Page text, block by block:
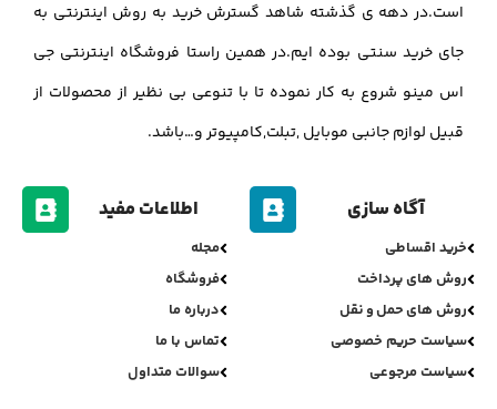
است.در دهه ی گذشته شاهد گسترش خرید به روش اینترنتی به
جای خرید سنتی بوده ایم.در همین راستا فروشگاه اینترنتی جی
اس مینو شروع به کار نموده تا با تنوعی بی نظیر از محصولات از
قبیل لوازم جانبی موبایل ,تبلت,کامپیوتر و…باشد.
آگاه سازی
خرید اقساطی
روش های پرداخت
روش های حمل و نقل
سیاست حریم خصوصی
سیاست مرجوعی
اطلاعات مفید
مجله
فروشگاه
درباره ما
تماس با ما
سوالات متداول